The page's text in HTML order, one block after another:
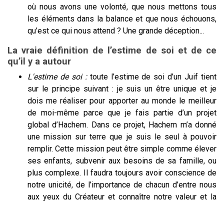
où nous avons une volonté, que nous mettons tous
les éléments dans la balance et que nous échouons,
qu’est ce qui nous attend ? Une grande déception...
La vraie définition de l’estime de soi et de ce
qu’il y a autour
L'estime de soi :toute l’estime de soi d’un Juif tient
sur le principe suivant : je suis un être unique et je
dois me réaliser pour apporter au monde le meilleur
de moi-même parce que je fais partie d’un projet
global d’Hachem. Dans ce projet, Hachem m’a donné
une mission sur terre que je suis le seul à pouvoir
remplir. Cette mission peut être simple comme élever
ses enfants, subvenir aux besoins de sa famille, ou
plus complexe. Il faudra toujours avoir conscience de
notre unicité, de l’importance de chacun d’entre nous
aux yeux du Créateur et connaître notre valeur et la